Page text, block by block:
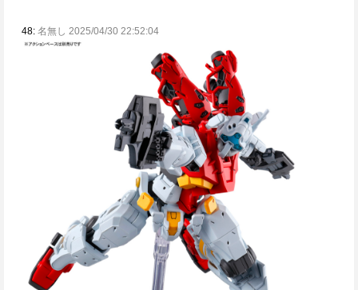
48: 名無し 2025/04/30 22:52:04